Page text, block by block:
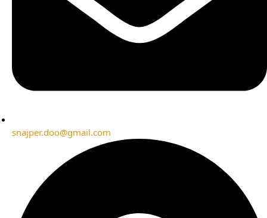
snajper.doo@gmail.com